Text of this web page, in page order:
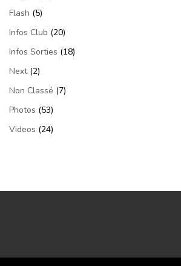
Flash (5)
Infos Club (20)
Infos Sorties (18)
Next(2)
Non Classé (7)
Photos (53)
Videos (24)